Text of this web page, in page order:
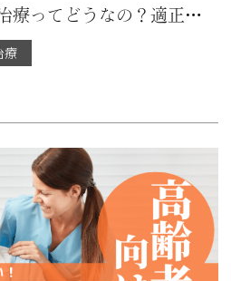
20代でインプラント治療ってどうなの？適正年齢・注意点・メリットを解説
療